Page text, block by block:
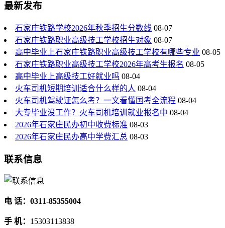
最新发布
石家庄铁路学校2026年秋季招生分数线 08-07
石家庄铁路职业高级技工学校招生对象 08-07
高中毕业上石家庄铁路职业高级技工学校有哪些专业 08-05
石家庄铁路职业高级技工学校2026年高考生报名 08-05
高中毕业上高级技工好就业吗 08-04
火车司机短期培训适合什么样的人 08-04
火车司机驾驶证怎么考？一文看懂国考全流程 08-04
大专毕业没工作？火车司机培训就业报名中 08-04
2026年石家庄民办初中收费标准 08-03
2026年石家庄民办高中学费汇总 08-03
联系信息
电 话：0311-85355004
手 机： 15303113838